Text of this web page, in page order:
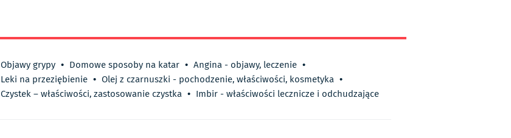
Objawy grypy • Domowe sposoby na katar • Angina - objawy, leczenie •
Leki na przeziębienie • Olej z czarnuszki - pochodzenie, właściwości, kosmetyka •
Czystek – właściwości, zastosowanie czystka • Imbir - właściwości lecznicze i odchudzające